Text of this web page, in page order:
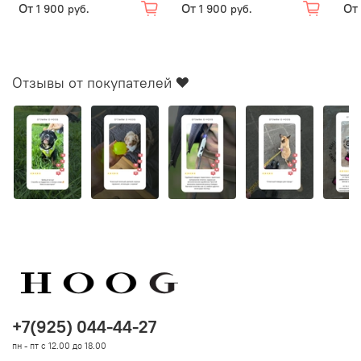
От 1 900 руб. От 1 900 руб. От
Отзывы от покупателей ❤️
+7(925) 044-44-27
пн - пт с 12.00 до 18.00